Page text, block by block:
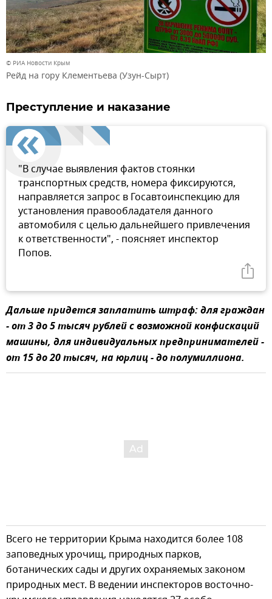
© РИА Новости Крым
Рейд на гору Клементьева (Узун-Сырт)
Преступление и наказание
"В случае выявления фактов стоянки
транспортных средств, номера фиксируются,
направляется запрос в Госавтоинспекцию для
установления правообладателя данного
автомобиля с целью дальнейшего привлечения
к ответственности", - поясняет инспектор
Попов.
Дальше придется заплатить штраф: для граждан
- от 3 до 5 тысяч рублей с возможной конфискаций
машины, для индивидуальных предпринимателей -
от 15 до 20 тысяч, на юрлиц - до полумиллиона.
Всего не территории Крыма находится более 108
заповедных урочищ, природных парков,
ботанических сады и других охраняемых законом
природных мест. В ведении инспекторов восточно-